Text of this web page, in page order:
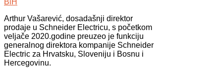
Arthur Vašarević, dosadašnji direktor
prodaje u Schneider Electricu, s početkom
veljače 2020.godine preuzeo je funkciju
generalnog direktora kompanije Schneider
Electric za Hrvatsku, Sloveniju i Bosnu i
Hercegovinu.